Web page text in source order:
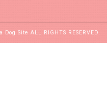
Site ALL RIGHTS RESERVED.